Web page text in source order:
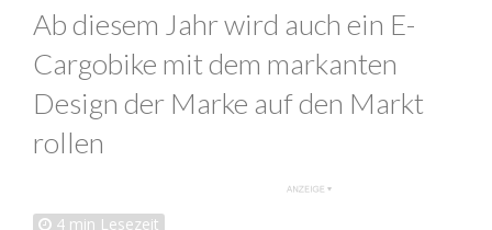
Ab diesem Jahr wird auch ein E-
Cargobike mit dem markanten
Design der Marke auf den Markt
rollen
4 min Lesezeit